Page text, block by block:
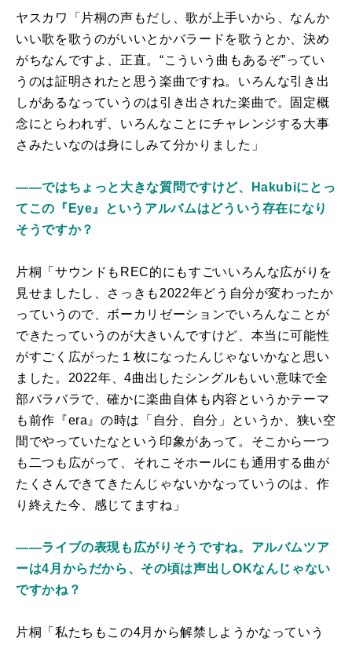
ヤスカワ「片桐の声もだし、歌が上手いから、なんか
いい歌を歌うのがいいとかバラードを歌うとか、決め
がちなんですよ、正直。“こういう曲もあるぞ”ってい
うのは証明されたと思う楽曲ですね。いろんな引き出
しがあるなっていうのは引き出された楽曲で。固定概
念にとらわれず、いろんなことにチャレンジする大事
さみたいなのは身にしみて分かりました」
――ではちょっと大きな質問ですけど、Hakubiにとっ
てこの『Eye』というアルバムはどういう存在になり
そうですか？
片桐「サウンドもREC的にもすごいいろんな広がりを
見せましたし、さっきも2022年どう自分が変わったか
っていうので、ボーカリゼーションでいろんなことが
できたっていうのが大きいんですけど、本当に可能性
がすごく広がった１枚になったんじゃないかなと思い
ました。2022年、4曲出したシングルもいい意味で全
部バラバラで、確かに楽曲自体も内容というかテーマ
も前作『era』の時は「自分、自分」というか、狭い空
間でやっていたなという印象があって。そこから一つ
も二つも広がって、それこそホールにも通用する曲が
たくさんできてきたんじゃないかなっていうのは、作
り終えた今、感じてますね」
――ライブの表現も広がりそうですね。アルバムツア
ーは4月からだから、その頃は声出しOKなんじゃない
ですかね？
片桐「私たちもこの4月から解禁しようかなっていう